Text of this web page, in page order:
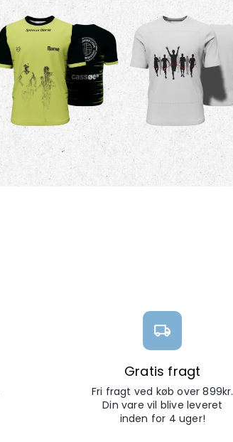
Gratis fragt
Fri fragt ved køb over 899kr.
Din vare vil blive leveret
inden for 4 uger!